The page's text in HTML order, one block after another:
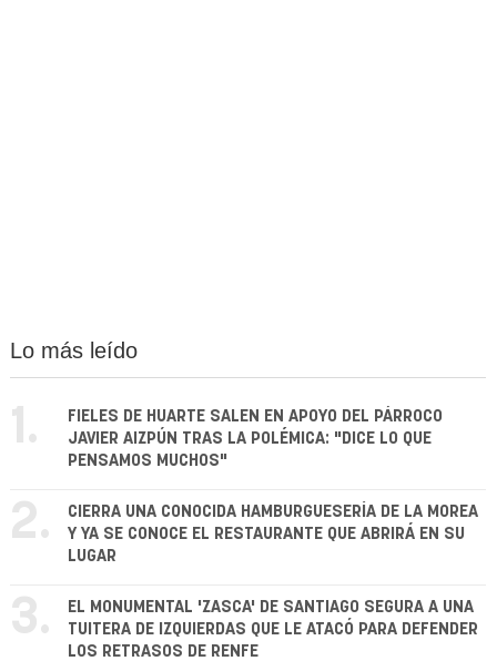
Lo más leído
1.
FIELES DE HUARTE SALEN EN APOYO DEL PÁRROCO
JAVIER AIZPÚN TRAS LA POLÉMICA: "DICE LO QUE
PENSAMOS MUCHOS"
2.
CIERRA UNA CONOCIDA HAMBURGUESERÍA DE LA MOREA
Y YA SE CONOCE EL RESTAURANTE QUE ABRIRÁ EN SU
LUGAR
3.
EL MONUMENTAL 'ZASCA' DE SANTIAGO SEGURA A UNA
TUITERA DE IZQUIERDAS QUE LE ATACÓ PARA DEFENDER
LOS RETRASOS DE RENFE